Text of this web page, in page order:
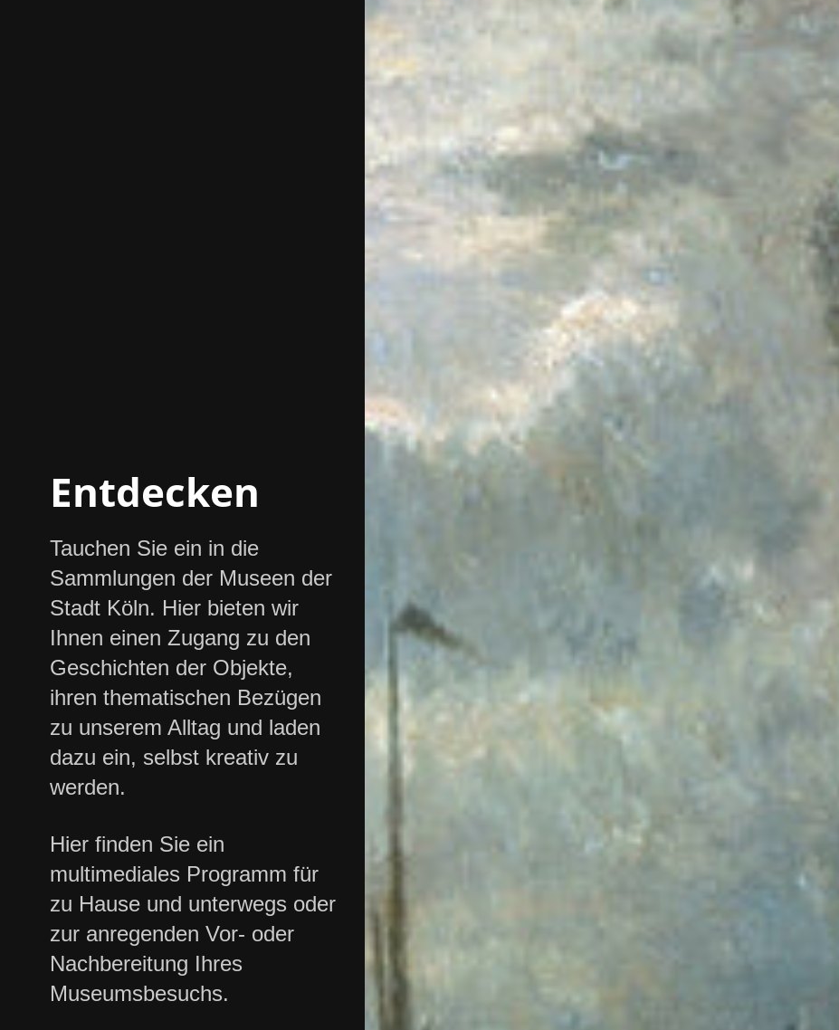
Entdecken
Tauchen Sie ein in die
Sammlungen der Museen der
Stadt Köln. Hier bieten wir
Ihnen einen Zugang zu den
Geschichten der Objekte,
ihren thematischen Bezügen
zu unserem Alltag und laden
dazu ein, selbst kreativ zu
werden.
Hier finden Sie ein
multimediales Programm für
zu Hause und unterwegs oder
zur anregenden Vor- oder
Nachbereitung Ihres
Museumsbesuchs.